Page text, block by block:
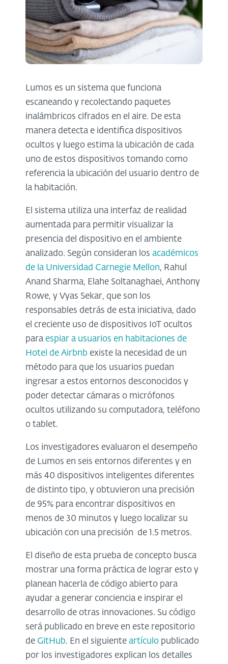
Lumos es un sistema que funciona
escaneando y recolectando paquetes
inalámbricos cifrados en el aire. De esta
manera detecta e identifica dispositivos
ocultos y luego estima la ubicación de cada
uno de estos dispositivos tomando como
referencia la ubicación del usuario dentro de
la habitación.
El sistema utiliza una interfaz de realidad
aumentada para permitir visualizar la
presencia del dispositivo en el ambiente
analizado. Según consideran los académicos
de la Universidad Carnegie Mellon, Rahul
Anand Sharma, Elahe Soltanaghaei, Anthony
Rowe, y Vyas Sekar, que son los
responsables detrás de esta iniciativa, dado
el creciente uso de dispositivos IoT ocultos
para espiar a usuarios en habitaciones de
Hotel de Airbnb existe la necesidad de un
método para que los usuarios puedan
ingresar a estos entornos desconocidos y
poder detectar cámaras o micrófonos
ocultos utilizando su computadora, teléfono
o tablet.
Los investigadores evaluaron el desempeño
de Lumos en seis entornos diferentes y en
más 40 dispositivos inteligentes diferentes
de distinto tipo, y obtuvieron una precisión
de 95% para encontrar dispositivos en
menos de 30 minutos y luego localizar su
ubicación con una precisión de 1.5 metros.
El diseño de esta prueba de concepto busca
mostrar una forma práctica de lograr esto y
planean hacerla de código abierto para
ayudar a generar conciencia e inspirar el
desarrollo de otras innovaciones. Su código
será publicado en breve en este repositorio
de GitHub. En el siguiente artículo publicado
por los investigadores explican los detalles